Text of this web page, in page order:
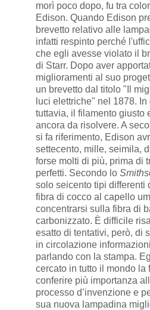
morì poco dopo, fu tra
Edison. Quando Edison
brevetto relativo alle
infatti respinto perché
che egli avesse violato il
di Starr. Dopo aver
miglioramenti al suo
un brevetto dal titolo "Il
luci elettriche" ​​nel 1878.
tuttavia, il filamento giusto
ancora da risolvere. A
si fa riferimento, Edison
settecento, mille, seimila,
forse molti di più, prima di
perfetti. Secondo lo
solo seicento tipi differenti
fibra di cocco al capello
concentrarsi sulla fibra di
carbonizzato. È difficile
esatto di tentativi, però, di
in circolazione
parlando con la stampa.
cercato in tutto il mondo la
conferire più importanza
processo d’invenzione e
sua nuova lampadina